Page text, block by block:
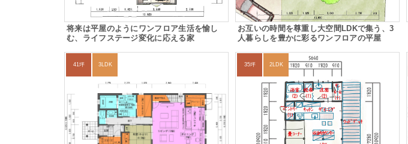
将来は平屋のようにワンフロア生活を愉し
む、ライフステージ変化に応える家
お互いの時間を尊重し大空間LDKで集う、3
人暮らしを豊かに彩るワンフロアの平屋
41坪 3LDK 35坪 2LDK